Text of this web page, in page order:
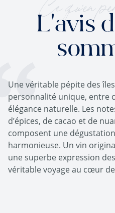
Ce qu'en
L'avis
Une véritable pépite des
personnalité unique, entre
élégance naturelle. Les
d’épices, de cacao et de
composent une
harmonieuse. Un vin
une superbe expression
véritable voyage au cœur